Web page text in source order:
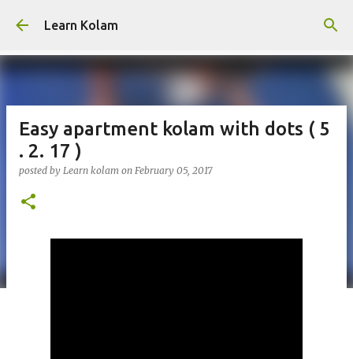
Learn Kolam
Easy apartment kolam with dots ( 5
. 2. 17 )
posted by Learn kolam on February 05, 2017